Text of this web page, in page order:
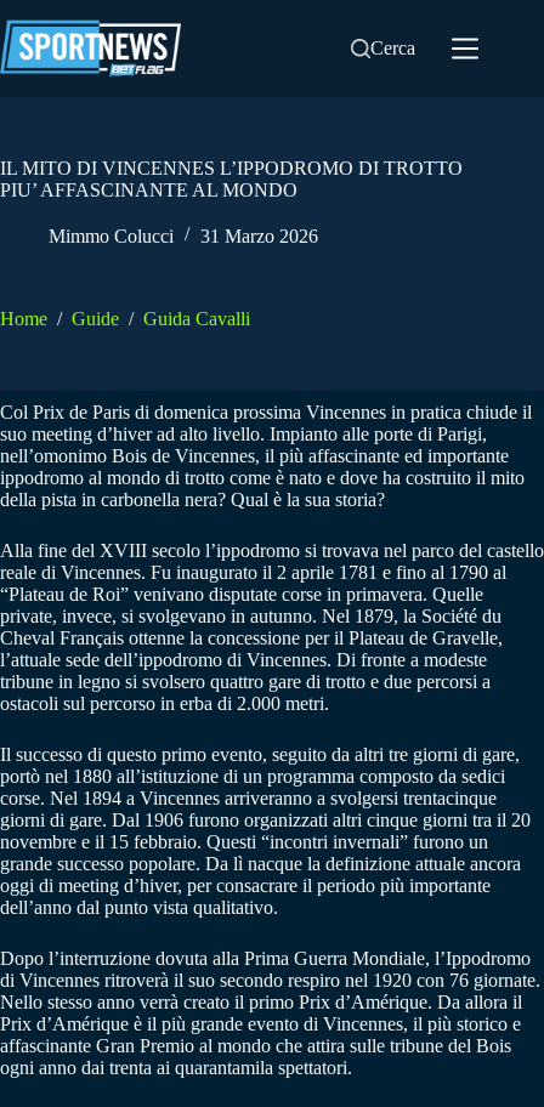
al
contenuto
Cerca
IL MITO DI VINCENNES L’IPPODROMO DI TROTTO
PIU’ AFFASCINANTE AL MONDO
Mimmo Colucci 31 Marzo 2026
Home / Guide / Guida Cavalli
Col Prix de Paris di domenica prossima Vincennes in pratica chiude il
suo meeting d’hiver ad alto livello. Impianto alle porte di Parigi,
nell’omonimo Bois de Vincennes, il più affascinante ed importante
ippodromo al mondo di trotto come è nato e dove ha costruito il mito
della pista in carbonella nera? Qual è la sua storia?
Alla fine del XVIII secolo l’ippodromo si trovava nel parco del castello
reale di Vincennes. Fu inaugurato il 2 aprile 1781 e fino al 1790 al
“Plateau de Roi” venivano disputate corse in primavera. Quelle
private, invece, si svolgevano in autunno. Nel 1879, la Société du
Cheval Français ottenne la concessione per il Plateau de Gravelle,
l’attuale sede dell’ippodromo di Vincennes. Di fronte a modeste
tribune in legno si svolsero quattro gare di trotto e due percorsi a
ostacoli sul percorso in erba di 2.000 metri.
Il successo di questo primo evento, seguito da altri tre giorni di gare,
portò nel 1880 all’istituzione di un programma composto da sedici
corse. Nel 1894 a Vincennes arriveranno a svolgersi trentacinque
giorni di gare. Dal 1906 furono organizzati altri cinque giorni tra il 20
novembre e il 15 febbraio. Questi “incontri invernali” furono un
grande successo popolare. Da lì nacque la definizione attuale ancora
oggi di meeting d’hiver, per consacrare il periodo più importante
dell’anno dal punto vista qualitativo.
Dopo l’interruzione dovuta alla Prima Guerra Mondiale, l’Ippodromo
di Vincennes ritroverà il suo secondo respiro nel 1920 con 76 giornate.
Nello stesso anno verrà creato il primo Prix d’Amérique. Da allora il
Prix d’Amérique è il più grande evento di Vincennes, il più storico e
affascinante Gran Premio al mondo che attira sulle tribune del Bois
ogni anno dai trenta ai quarantamila spettatori.